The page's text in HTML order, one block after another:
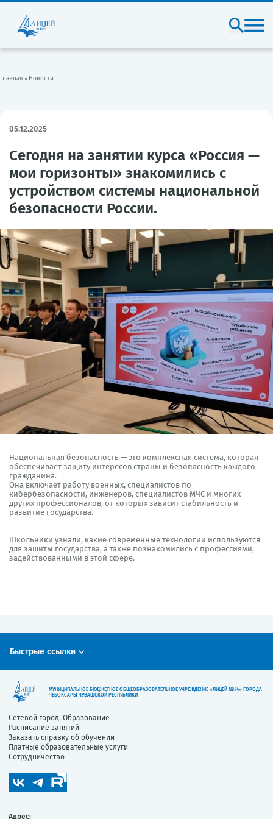
Главная Новости
05.12.2025
Сегодня на занятии курса «Россия —
мои горизонты» знакомились с
устройством системы национальной
безопасности России.
Национальная безопасность — это комплексная система, которая
обеспечивает защиту интересов страны и безопасность каждого
гражданина.
Она включает работу военных, специалистов по
кибербезопасности, инженеров, специалистов МЧС и многих
других профессионалов, от которых зависит стабильность и
развитие государства.
Школьники узнали, какие современные технологии используются
для защиты государства, а также познакомились с профессиями,
задействованными в этой сфере.
Быстрые ссылки
МУНИЦИПАЛЬНОЕ БЮДЖЕТНОЕ ОБЩЕОБРАЗОВАТЕЛЬНОЕ УЧРЕЖДЕНИЕ «ЛИЦЕЙ №44» ГОРОДА
ЧЕБОКСАРЫ ЧУВАШСКОЙ РЕСПУБЛИКИ
Сетевой город. Образование
Расписание занятий
Заказать справку об обучении
Платные образовательные услуги
Сотрудничество
Адрес: